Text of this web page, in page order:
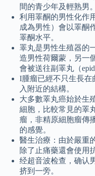
間的青少年及輕熟男。
利用睪酮的男性化作
成為男性）會以睪酮
睪酮水平。
睪丸是男性生殖器的
造男性荷爾蒙，另一
會被送往副睪丸（
I腫瘤已經不只生長在
入附近的結構。
大多數睪丸癌始於生
細胞，比較常見的睪
瘤，非精原細胞瘤傳
的感覺。
醫生治療：由於嚴重
除了止痛藥還會使用
经超音波检查，确认
挤到一旁。